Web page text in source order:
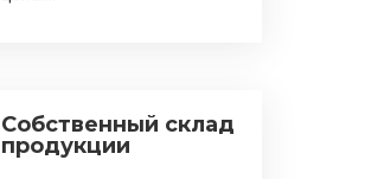
Собственный склад
продукции